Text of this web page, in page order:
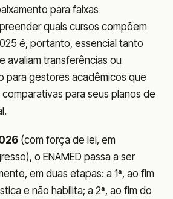
para faixas
quais cursos compõem
é, portanto, essencial tanto
avaliam transferências ou
para gestores acadêmicos que
para seus planos de
(com força de lei, em
o ENAMED passa a ser
em duas etapas: a 1ª, ao fim
e não habilita; a 2ª, ao fim do